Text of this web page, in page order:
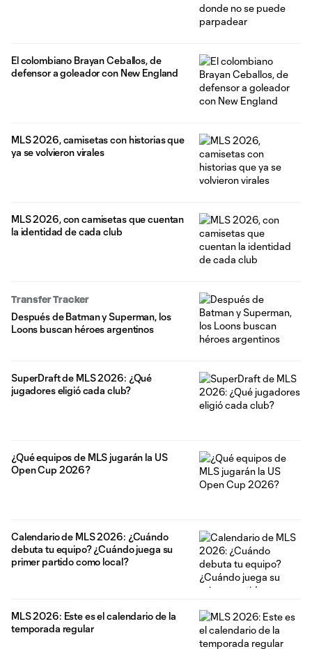
El colombiano Brayan Ceballos, de
defensor a goleador con New England
MLS 2026, camisetas con historias que
ya se volvieron virales
MLS 2026, con camisetas que cuentan
la identidad de cada club
Transfer Tracker
Después de Batman y Superman, los
Loons buscan héroes argentinos
SuperDraft de MLS 2026: ¿Qué
jugadores eligió cada club?
¿Qué equipos de MLS jugarán la US
Open Cup 2026?
Calendario de MLS 2026: ¿Cuándo
debuta tu equipo? ¿Cuándo juega su
primer partido como local?
MLS 2026: Este es el calendario de la
temporada regular